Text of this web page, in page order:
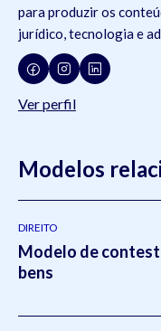
para produzir os
jurídico, tecnologia e
Ver perfil
Modelos
DIREITO
Modelo de
bens